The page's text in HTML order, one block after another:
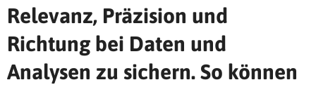
Relevanz, Präzision und
Richtung bei Daten und
Analysen zu sichern. So können